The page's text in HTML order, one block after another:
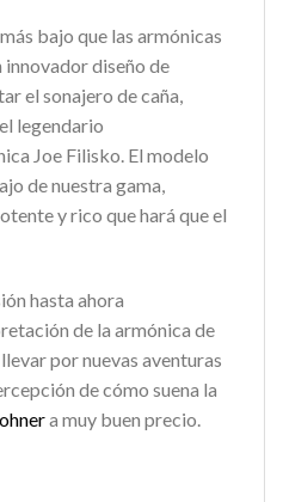
bajo que las armónicas
innovador diseño de
el sonajero de caña,
legendario
Joe Filisko. El modelo
de nuestra gama,
y rico que hará que el
hasta ahora
de la armónica de
por nuevas aventuras
de cómo suena la
a muy buen precio.